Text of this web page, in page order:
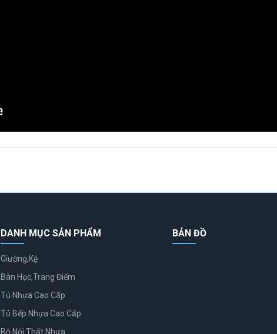
DANH MỤC SẢN PHẨM
Giường,Kệ
Bàn Học,Trang Điểm
Tủ Nhựa Cao Cấp
Tủ Bếp Nhựa Cao Cấp
Bộ Nội Thất Nhựa
BẢN ĐỒ